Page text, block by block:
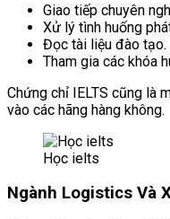
Giao tiếp chuyên
Xử lý tình huống
Đọc tài liệu đào tạo.
Tham gia các khóa
Chứng chỉ IELTS cũng là
vào các hãng hàng không.
Học ielts
Ngành Logistics Và